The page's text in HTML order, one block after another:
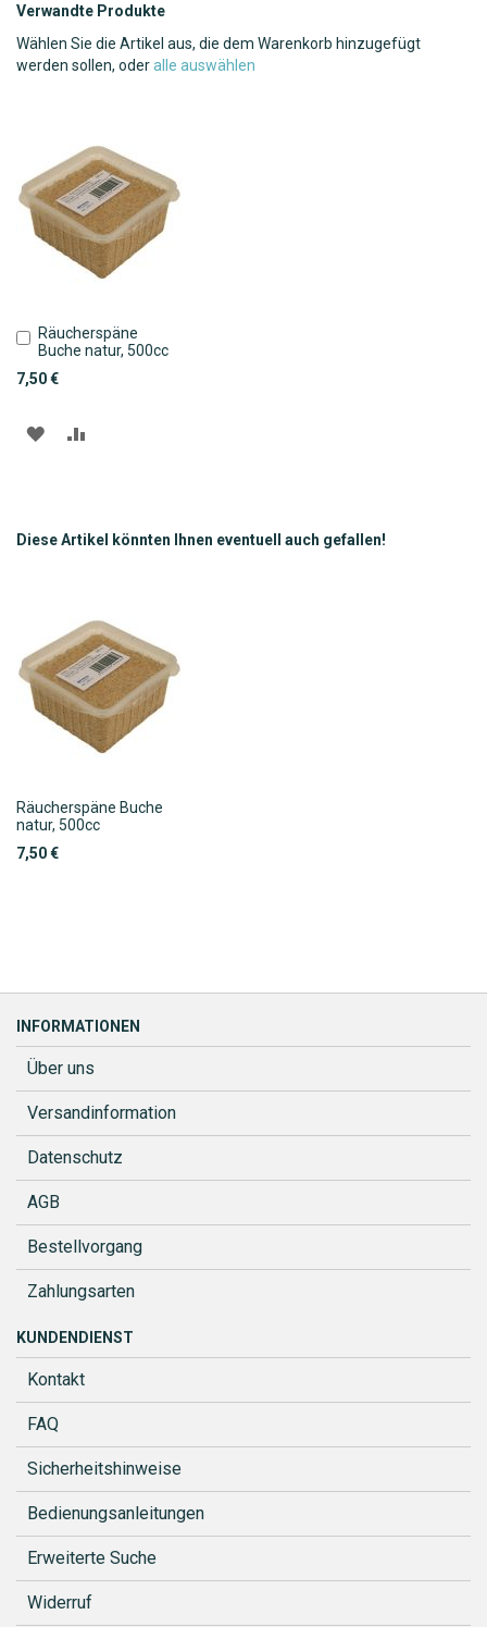
Verwandte Produkte
Wählen Sie die Artikel aus, die dem Warenkorb hinzugefügt
werden sollen, oderalle auswählen
Räucherspäne
Buche natur, 500cc
7,50 €
In
den
Warenkorb
ZUR
Diese Artikel könnten Ihnen eventuell auch gefallen!
Räucherspäne Buche
natur, 500cc
7,50 €
INFORMATIONEN
Über uns
Versandinformation
Datenschutz
AGB
Bestellvorgang
Zahlungsarten
KUNDENDIENST
Kontakt
FAQ
Sicherheitshinweise
Bedienungsanleitungen
Erweiterte Suche
Widerruf